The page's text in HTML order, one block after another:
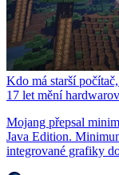
Kdo má starší
17 let mění
Mojang přepsal
Java Edition.
integrované grafiky